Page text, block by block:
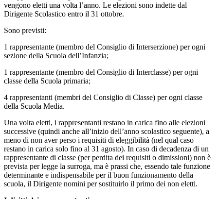
vengono eletti una volta l’anno. Le elezioni sono indette dal
Dirigente Scolastico entro il 31 ottobre.
Sono previsti:
1 rappresentante (membro del Consiglio di Interserzione) per ogni
sezione della Scuola dell’Infanzia;
1 rappresentante (membro del Consiglio di Interclasse) per ogni
classe della Scuola primaria;
4 rappresentanti (membri del Consiglio di Classe) per ogni classe
della Scuola Media.
Una volta eletti, i rappresentanti restano in carica fino alle elezioni
successive (quindi anche all’inizio dell’anno scolastico seguente), a
meno di non aver perso i requisiti di eleggibilità (nel qual caso
restano in carica solo fino al 31 agosto). In caso di decadenza di un
rappresentante di classe (per perdita dei requisiti o dimissioni) non è
prevista per legge la surroga, ma è prassi che, essendo tale funzione
determinante e indispensabile per il buon funzionamento della
scuola, il Dirigente nomini per sostituirlo il primo dei non eletti.